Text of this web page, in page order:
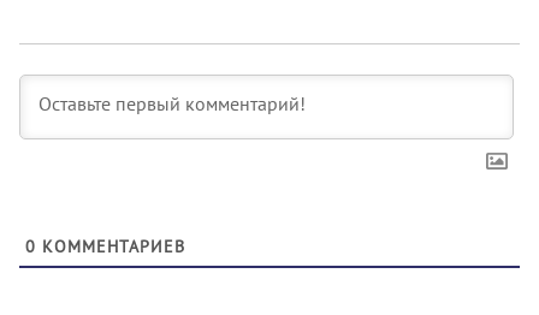
0 КОММЕНТАРИЕВ